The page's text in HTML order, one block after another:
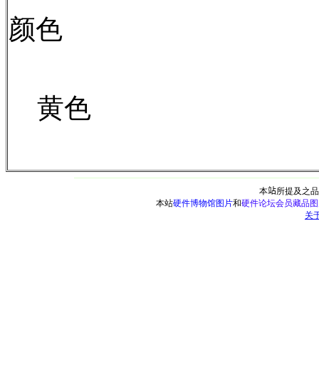
颜色
黄色
本站所提及之
本站硬件博物馆图片和硬件论坛会员藏品
关